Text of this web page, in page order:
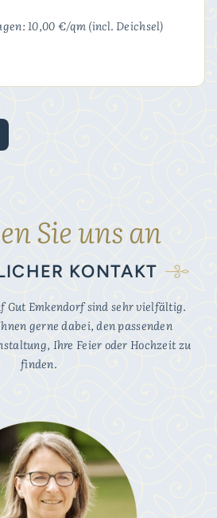
10,00 €/qm (incl. Deichsel)
Sie uns an
KONTAKT
Gut Emkendorf sind sehr vielfältig.
gerne dabei, den passenden
Ihre Feier oder Hochzeit zu
finden.